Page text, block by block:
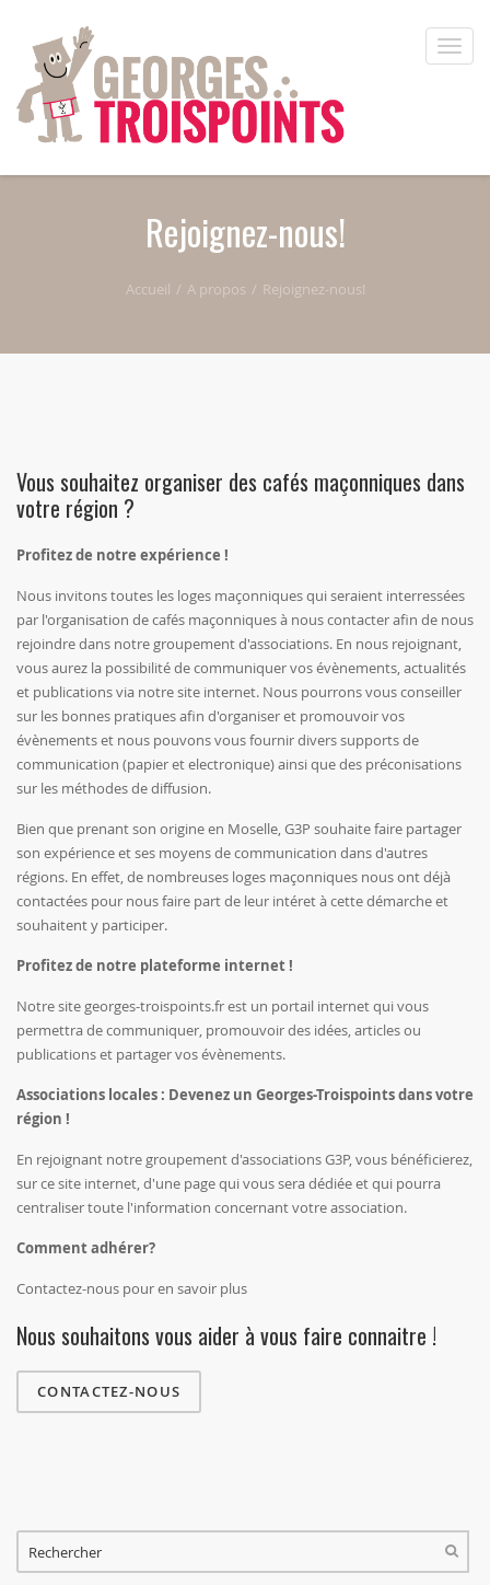
Toggle
Rejoignez-nous!
Accueil A propos Rejoignez-nous!
Vous souhaitez organiser des cafés maçonniques dans
votre région ?
Profitez de notre expérience !
Nous invitons toutes les loges maçonniques qui seraient interressées
par l'organisation de cafés maçonniques à nous contacter afin de nous
rejoindre dans notre groupement d'associations. En nous rejoignant,
vous aurez la possibilité de communiquer vos évènements, actualités
et publications via notre site internet. Nous pourrons vous conseiller
sur les bonnes pratiques afin d'organiser et promouvoir vos
évènements et nous pouvons vous fournir divers supports de
communication (papier et electronique) ainsi que des préconisations
sur les méthodes de diffusion.
Bien que prenant son origine en Moselle, G3P souhaite faire partager
son expérience et ses moyens de communication dans d'autres
régions. En effet, de nombreuses loges maçonniques nous ont déjà
contactées pour nous faire part de leur intéret à cette démarche et
souhaitent y participer.
Profitez de notre plateforme internet !
Notre site georges-troispoints.fr est un portail internet qui vous
permettra de communiquer, promouvoir des idées, articles ou
publications et partager vos évènements.
Associations locales : Devenez un Georges-Troispoints dans votre
région !
En rejoignant notre groupement d'associations G3P, vous bénéficierez,
sur ce site internet, d'une page qui vous sera dédiée et qui pourra
centraliser toute l'information concernant votre association.
Comment adhérer?
Contactez-nous pour en savoir plus
Nous souhaitons vous aider à vous faire connaitre !
CONTACTEZ-NOUS
FORMULAIRE DE RECHERCHE